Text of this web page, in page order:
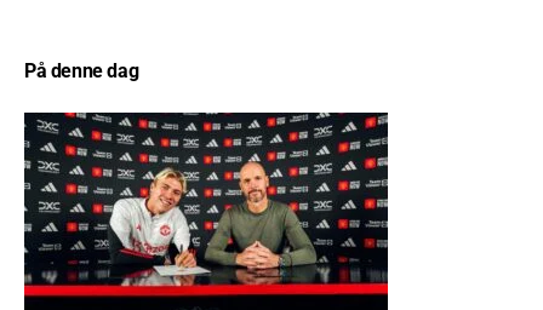
På denne dag